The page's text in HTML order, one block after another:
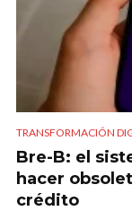
TRANSFORMACIÓN
Bre-B: el
hacer
crédito